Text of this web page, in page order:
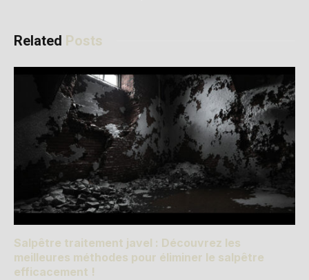
Related Posts
Salpêtre traitement javel : Découvrez les
meilleures méthodes pour éliminer le salpêtre
efficacement !